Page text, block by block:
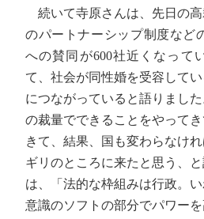
続いて寺原さんは、先日の
のパートナーシップ制度など
への賛同が600社近くなって
て、社会が同性婚を受容して
につながっていると語りまし
の裁量でできることをやって
きて、結果、国も変わらなけ
ギリのところに来たと思う、
は、「法的な枠組みは行政。
意識のソフトの部分でパワー